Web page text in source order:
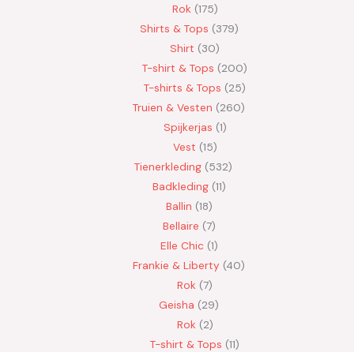
Rok 175
Shirts & Tops 379
Shirt
30
T-shirt & Tops
200
T-shirts & Tops
25
Truien & Vesten
260
Spijkerjas 1
Vest 15
Tienerkleding 532
Badkleding 11
Ballin 18
Bellaire 7
Elle Chic 1
Frankie & Liberty 40
Rok 7
Geisha
29
Rok 2
T-shirt & Tops 11